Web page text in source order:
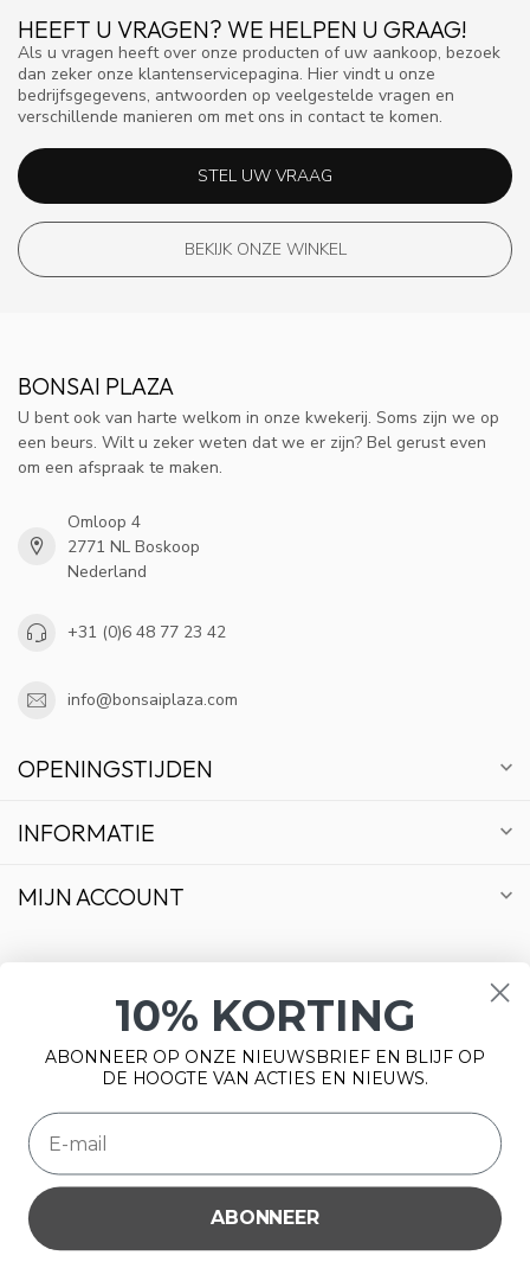
HEEFT U VRAGEN? WE HELPEN U GRAAG!
Als u vragen heeft over onze producten of uw aankoop, bezoek
dan zeker onze klantenservicepagina. Hier vindt u onze
bedrijfsgegevens, antwoorden op veelgestelde vragen en
verschillende manieren om met ons in contact te komen.
STEL UW VRAAG
BEKIJK ONZE WINKEL
BONSAI PLAZA
U bent ook van harte welkom in onze kwekerij. Soms zijn we op
een beurs. Wilt u zeker weten dat we er zijn? Bel gerust even
om een afspraak te maken.
Omloop 4
2771 NL Boskoop
Nederland
+31 (0)6 48 77 23 42
info@bonsaiplaza.com
OPENINGSTIJDEN
INFORMATIE
MIJN ACCOUNT
© Copyright 2026 Bonsai Plaza
Wij slaan cookies op om onze website te verbeteren. Is dat
akkoord?
Ja Nee
10% KORTING
ABONNEER OP ONZE NIEUWSBRIEF EN BLIJF OP
DE HOOGTE VAN ACTIES EN NIEUWS.
ABONNEER